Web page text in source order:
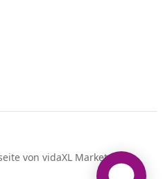
von vidaXL Marketplace